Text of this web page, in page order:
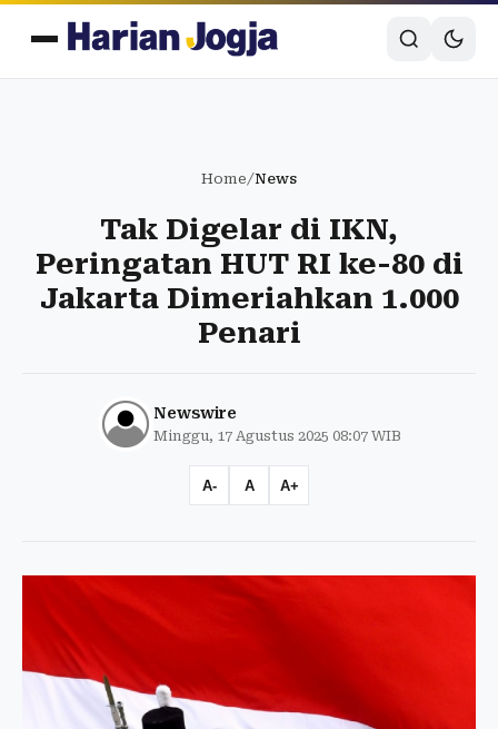
Home/News
Tak Digelar di IKN,
Peringatan HUT RI ke-80 di
Jakarta Dimeriahkan 1.000
Penari
Newswire
Minggu, 17 Agustus 2025 08:07 WIB
A- A A+